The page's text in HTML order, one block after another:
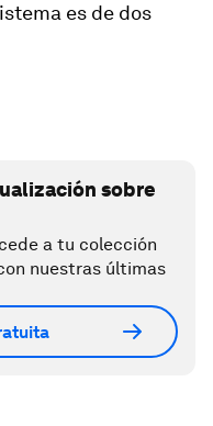
es de dos
sobre
a tu colección
nuestras últimas